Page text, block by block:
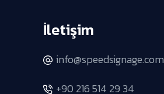
İletişim
info@speedsignage.com
+90 216 514 29 34